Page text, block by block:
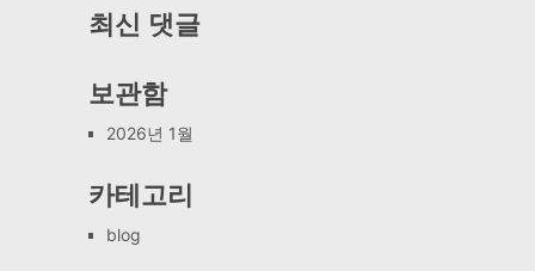
최신 댓글
보관함
2026년 1월
카테고리
blog